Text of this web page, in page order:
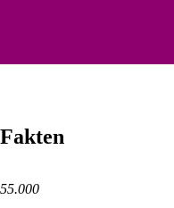
Fakten
55.000